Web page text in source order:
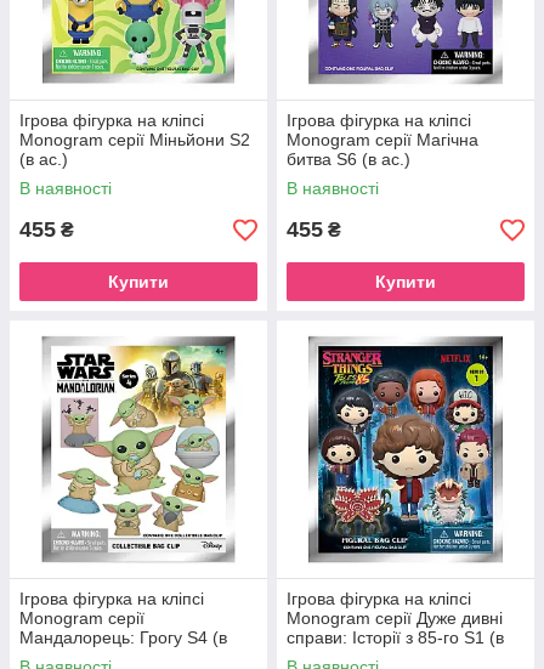
Ігрова фігурка на кліпсі
Monogram серії Міньйони S2
(в ас.)
В наявності
455 ₴
Купити
Ігрова фігурка на кліпсі
Monogram серії Магічна
битва S6 (в ас.)
В наявності
455 ₴
Купити
Ігрова фігурка на кліпсі
Monogram серії
Мандалорець: Грогу S4 (в
ас.)
Ігрова фігурка на кліпсі
Monogram серії Дуже дивні
справи: Історії з 85-го S1 (в
ас.)